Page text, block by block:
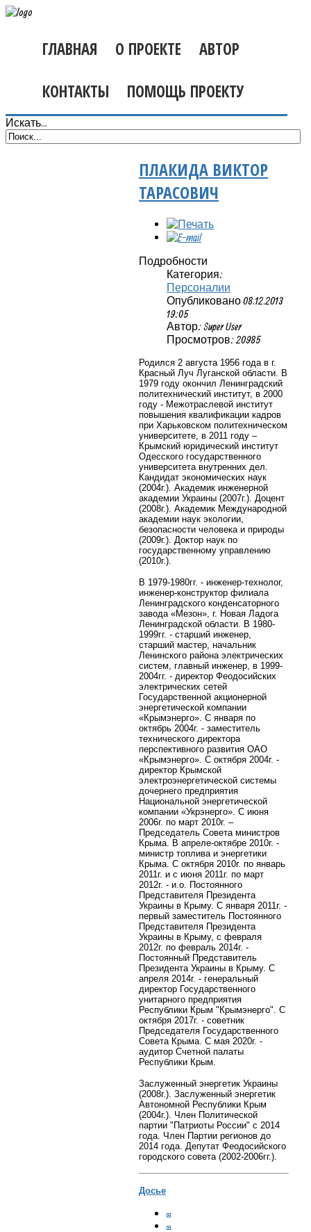
ГЛАВНАЯ О ПРОЕКТЕ
АВТОР
КОНТАКТЫ
ПОМОЩЬ ПРОЕКТУ
Искать...
ПЛАКИДА ВИКТОР
ТАРАСОВИЧ
Подробности
Категория:
Персоналии
Опубликовано 08.12.2013
19:05
Автор: Super User
Просмотров: 20985
Родился 2 августа 1956 года в г.
Красный Луч Луганской области. В
1979 году окончил Ленинградский
политехнический институт, в 2000
году - Межотраслевой институт
повышения квалификации кадров
при Харьковском политехническом
университете, в 2011 году –
Крымский юридический институт
Одесского государственного
университета внутренних дел.
Кандидат экономических наук
(2004г.). Академик инженерной
академии Украины (2007г.). Доцент
(2008г.). Академик Международной
академии наук экологии,
безопасности человека и природы
(2009г.). Доктор наук по
государственному управлению
(2010г.).
В 1979-1980гг. - инженер-технолог,
инженер-конструктор филиала
Ленинградского конденсаторного
завода «Мезон», г. Новая Ладога
Ленинградской области. В 1980-
1999гг. - старший инженер,
старший мастер, начальник
Ленинского района электрических
систем, главный инженер, в 1999-
2004гг. - директор Феодосийских
электрических сетей
Государственной акционерной
энергетической компании
«Крымэнерго». С января по
октябрь 2004г. - заместитель
технического директора
перспективного развития ОАО
«Крымэнерго». С октября 2004г. -
директор Крымской
электроэнергетической системы
дочернего предприятия
Национальной энергетической
компании «Укрэнерго». С июня
2006г. по март 2010г. –
Председатель Совета министров
Крыма. В апреле-октябре 2010г. -
министр топлива и энергетики
Крыма. С октября 2010г. по январь
2011г. и с июня 2011г. по март
2012г. - и.о. Постоянного
Представителя Президента
Украины в Крыму. С января 2011г. -
первый заместитель Постоянного
Представителя Президента
Украины в Крыму, с февраля
2012г. по февраль 2014г. -
Постоянный Представитель
Президента Украины в Крыму. С
апреля 2014г. - генеральный
директор Государственного
унитарного предприятия
Республики Крым "Крымэнерго". С
октября 2017г. - советник
Председателя Государственного
Совета Крыма. С мая 2020г. -
аудитор Счетной палаты
Республики Крым.
Заслуженный энергетик Украины
(2008г.). Заслуженный энергетик
Автономной Республики Крым
(2004г.). Член Политической
партии "Патриоты России" с 2014
года. Член Партии регионов до
2014 года. Депутат Феодосийского
городского совета (2002-2006гг.).
Досье